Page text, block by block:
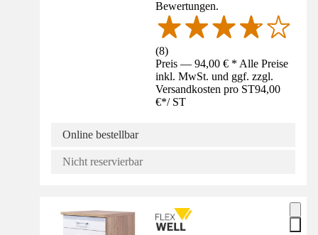
Bewertungen.
(8)
Preis — 94,00 € * Alle Preise
inkl. MwSt. und ggf. zzgl.
Versandkosten pro ST94,00
€*/ ST
Online bestellbar
Nicht reservierbar